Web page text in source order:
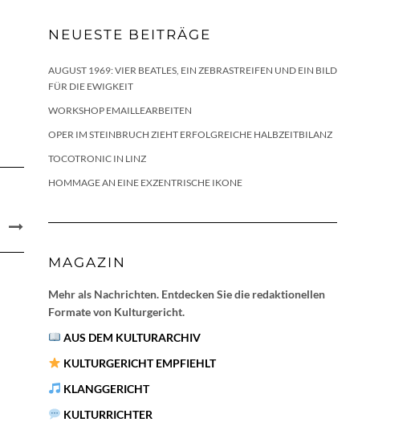
NEUESTE BEITRÄGE
AUGUST 1969: VIER BEATLES, EIN ZEBRASTREIFEN UND EIN BILD
FÜR DIE EWIGKEIT
WORKSHOP EMAILLEARBEITEN
OPER IM STEINBRUCH ZIEHT ERFOLGREICHE HALBZEITBILANZ
TOCOTRONIC IN LINZ
HOMMAGE AN EINE EXZENTRISCHE IKONE
MAGAZIN
Mehr als Nachrichten. Entdecken Sie die redaktionellen
Formate von Kulturgericht.
AUS DEM KULTURARCHIV
KULTURGERICHT EMPFIEHLT
KLANGGERICHT
KULTURRICHTER